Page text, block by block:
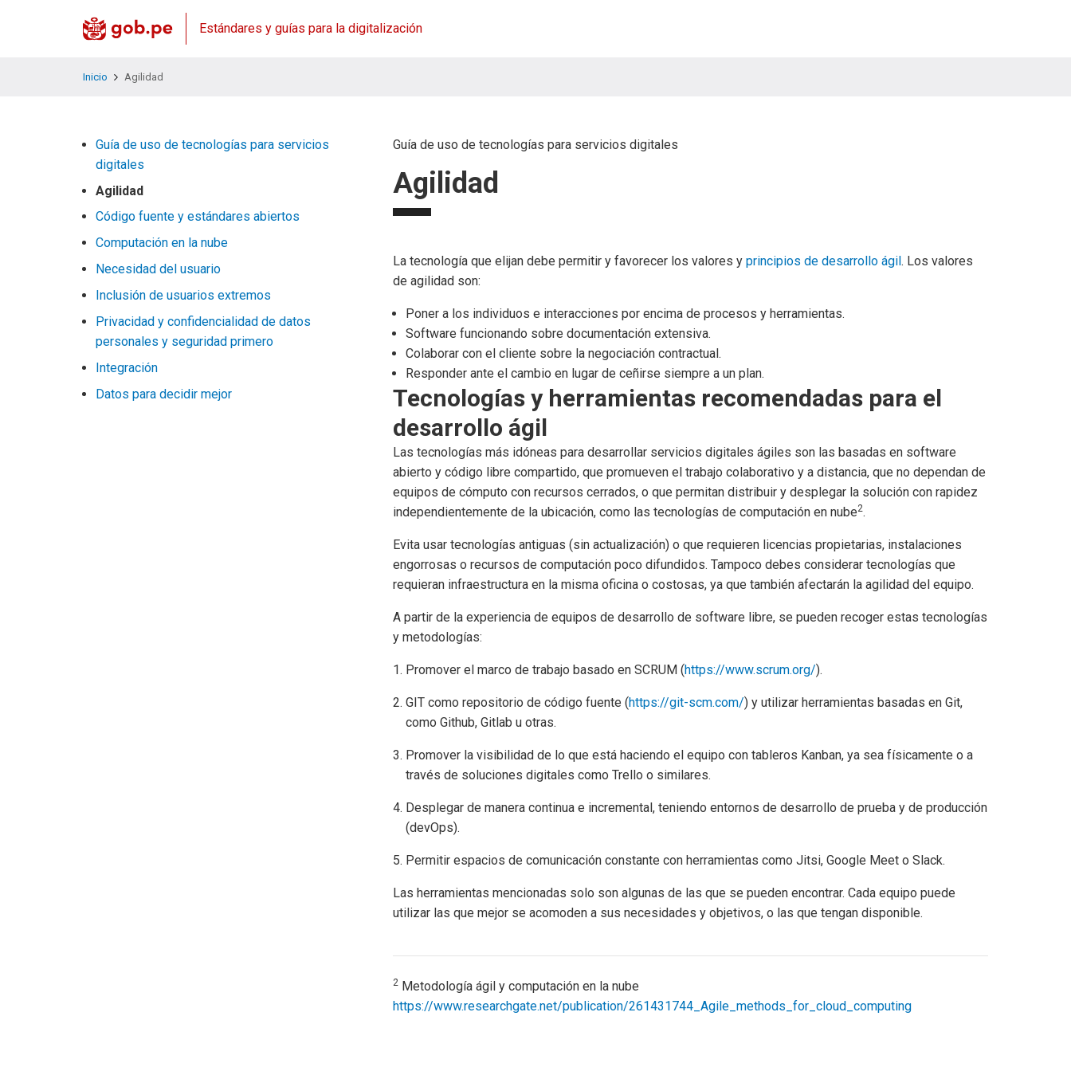
Estándares y guías para la digitalización
Inicio Agilidad
Guía de uso de tecnologías para servicios
digitales
Agilidad
Código fuente y estándares abiertos
Computación en la nube
Necesidad del usuario
Inclusión de usuarios extremos
Privacidad y confidencialidad de datos
personales y seguridad primero
Integración
Datos para decidir mejor
Guía de uso de tecnologías para servicios digitales
Agilidad
La tecnología que elijan debe permitir y favorecer los valores yprincipios de desarrollo ágil. Los valores
de agilidad son:
Poner a los individuos e interacciones por encima de procesos y herramientas.
Software funcionando sobre documentación extensiva.
Colaborar con el cliente sobre la negociación contractual.
Responder ante el cambio en lugar de ceñirse siempre a un plan.
Tecnologías y herramientas recomendadas para el
desarrollo ágil
Las tecnologías más idóneas para desarrollar servicios digitales ágiles son las basadas en software
abierto y código libre compartido, que promueven el trabajo colaborativo y a distancia, que no dependan de
equipos de cómputo con recursos cerrados, o que permitan distribuir y desplegar la solución con rapidez
independientemente de la ubicación, como las tecnologías de computación en nube2.
Evita usar tecnologías antiguas (sin actualización) o que requieren licencias propietarias, instalaciones
engorrosas o recursos de computación poco difundidos. Tampoco debes considerar tecnologías que
requieran infraestructura en la misma oficina o costosas, ya que también afectarán la agilidad del equipo.
A partir de la experiencia de equipos de desarrollo de software libre, se pueden recoger estas tecnologías
y metodologías:
Promover el marco de trabajo basado en SCRUM (https://www.scrum.org/).
GIT como repositorio de código fuente (https://git-scm.com/) y utilizar herramientas basadas en Git,
como Github, Gitlab u otras.
Promover la visibilidad de lo que está haciendo el equipo con tableros Kanban, ya sea físicamente o a
través de soluciones digitales como Trello o similares.
Desplegar de manera continua e incremental, teniendo entornos de desarrollo de prueba y de producción
(devOps).
Permitir espacios de comunicación constante con herramientas como Jitsi, Google Meet o Slack.
Las herramientas mencionadas solo son algunas de las que se pueden encontrar. Cada equipo puede
utilizar las que mejor se acomoden a sus necesidades y objetivos, o las que tengan disponible.
2 Metodología ágil y computación en la nube
https://www.researchgate.net/publication/261431744_Agile_methods_for_cloud_computing